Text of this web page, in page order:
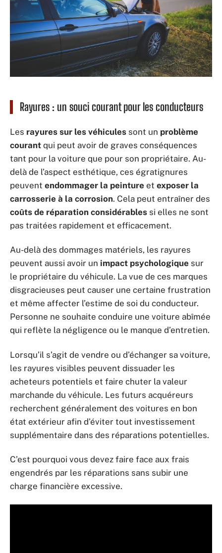
Rayures : un souci courant pour les conducteurs
Les rayures sur les véhicules sont un problème
courant qui peut avoir de graves conséquences
tant pour la voiture que pour son propriétaire. Au-
delà de l’aspect esthétique, ces égratignures
peuvent endommager la peinture et exposer la
carrosserie à la corrosion. Cela peut entraîner des
coûts de réparation considérables si elles ne sont
pas traitées rapidement et efficacement.
Au-delà des dommages matériels, les rayures
peuvent aussi avoir un impact psychologique sur
le propriétaire du véhicule. La vue de ces marques
disgracieuses peut causer une certaine frustration
et même affecter l’estime de soi du conducteur.
Personne ne souhaite conduire une voiture abîmée
qui reflète la négligence ou le manque d’entretien.
Lorsqu’il s’agit de vendre ou d’échanger sa voiture,
les rayures visibles peuvent dissuader les
acheteurs potentiels et faire chuter la valeur
marchande du véhicule. Les futurs acquéreurs
recherchent généralement des voitures en bon
état extérieur afin d’éviter tout investissement
supplémentaire dans des réparations potentielles.
C’est pourquoi vous devez faire face aux frais
engendrés par les réparations sans subir une
charge financière excessive.